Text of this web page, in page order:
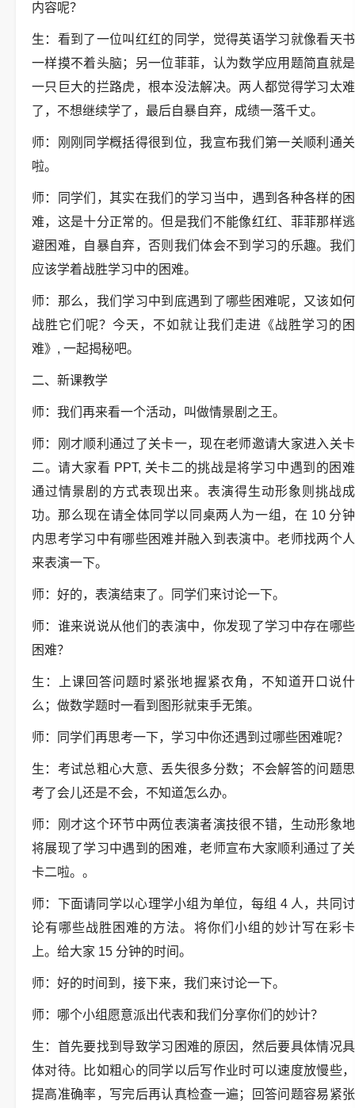
内容呢？
生：看到了一位叫红红的同学，觉得英语学习就像看天书
一样摸不着头脑；另一位菲菲，认为数学应用题简直就是
一只巨大的拦路虎，根本没法解决。两人都觉得学习太难
了，不想继续学了，最后自暴自弃，成绩一落千丈。
师：刚刚同学概括得很到位，我宣布我们第一关顺利通关
啦。
师：同学们，其实在我们的学习当中，遇到各种各样的困
难，这是十分正常的。但是我们不能像红红、菲菲那样逃
避困难，自暴自弃，否则我们体会不到学习的乐趣。我们
应该学着战胜学习中的困难。
师：那么，我们学习中到底遇到了哪些困难呢，又该如何
战胜它们呢？今天，不如就让我们走进《战胜学习的困
难》, 一起揭秘吧。
二、新课教学
师：我们再来看一个活动，叫做情景剧之王。
师：刚才顺利通过了关卡一，现在老师邀请大家进入关卡
二。请大家看 PPT, 关卡二的挑战是将学习中遇到的困难
通过情景剧的方式表现出来。表演得生动形象则挑战成
功。那么现在请全体同学以同桌两人为一组，在 10 分钟
内思考学习中有哪些困难并融入到表演中。老师找两个人
来表演一下。
师：好的，表演结束了。同学们来讨论一下。
师：谁来说说从他们的表演中，你发现了学习中存在哪些
困难？
生：上课回答问题时紧张地握紧衣角，不知道开口说什
么；做数学题时一看到图形就束手无策。
师：同学们再思考一下，学习中你还遇到过哪些困难呢？
生：考试总粗心大意、丢失很多分数；不会解答的问题思
考了会儿还是不会，不知道怎么办。
师：刚才这个环节中两位表演者演技很不错，生动形象地
将展现了学习中遇到的困难，老师宣布大家顺利通过了关
卡二啦。。
师：下面请同学以心理学小组为单位，每组 4 人，共同讨
论有哪些战胜困难的方法。将你们小组的妙计写在彩卡
上。给大家 15 分钟的时间。
师：好的时间到，接下来，我们来讨论一下。
师：哪个小组愿意派出代表和我们分享你们的妙计？
生：首先要找到导致学习困难的原因，然后要具体情况具
体对待。比如粗心的同学以后写作业时可以速度放慢些，
提高准确率，写完后再认真检查一遍；回答问题容易紧张